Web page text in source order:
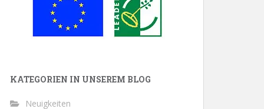
KATEGORIEN IN UNSEREM BLOG
Neuigkeiten